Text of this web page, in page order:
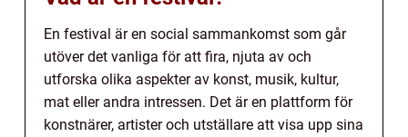
En festival är en social sammankomst som går
utöver det vanliga för att fira, njuta av och
utforska olika aspekter av konst, musik, kultur,
mat eller andra intressen. Det är en plattform för
konstnärer, artister och utställare att visa upp sina